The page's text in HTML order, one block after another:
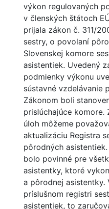
výkon regulovaných
v členských štátoch
prijala zákon č. 311/
sestry, o povolaní
Slovenskej komore
asistentiek. Uvedený
podmienky výkonu
sústavné vzdelávanie
Zákonom boli
prislúchajúce
úloh môžeme
aktualizáciu Registra
pôrodných
bolo povinné pre
asistentky, ktoré
a pôrodnej
príslušnom registri
asistentiek, to